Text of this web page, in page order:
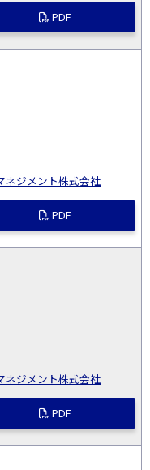
PDF
ネジメント株式会社
PDF
ネジメント株式会社
PDF